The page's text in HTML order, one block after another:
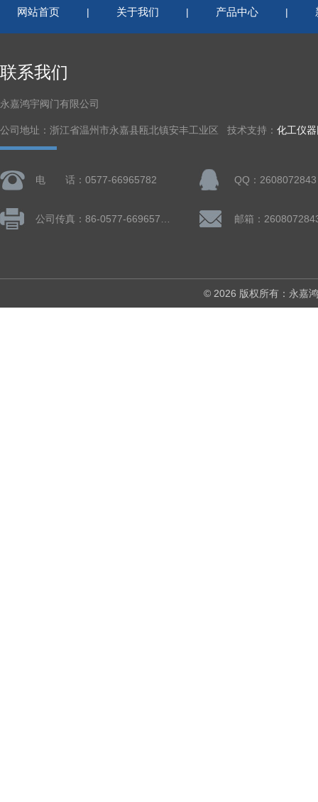
网站首页 | 关于我们 | 产品中心 |
联系我们
永嘉鸿宇阀门有限公司
公司地址：浙江省温州市永嘉县瓯北镇安丰工业区 技术支持： 化工仪
电 话：0577-66965782 QQ：2608072843
邮箱：
© 2026 版权所有：永嘉